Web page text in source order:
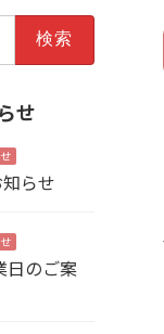
せ
らせ
日のご案